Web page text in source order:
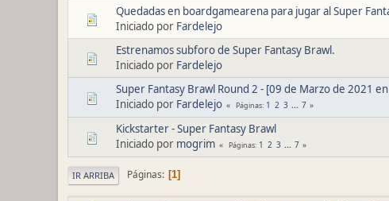
Quedadas en boardgamearena para jugar al Super
Iniciado por Fardelejo
Estrenamos subforo de Super Fantasy Brawl.
Iniciado por Fardelejo
Super Fantasy Brawl Round 2 - [09 de Marzo de 2021 en
Iniciado por Fardelejo Páginas 1 2 3 ... 7
Kickstarter - Super Fantasy Brawl
Iniciado por mogrim Páginas 1 2 3 ... 7
IR ARRIBA Páginas 1